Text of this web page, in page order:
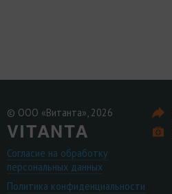
© ООО «Витанта», 2026
Согласие на обработку
персональных данных
Политика конфиденциальности